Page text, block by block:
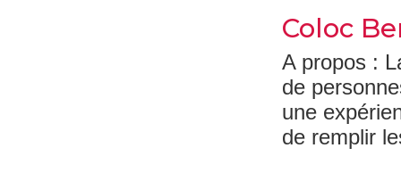
Coloc
A propos :
de
une
de remplir